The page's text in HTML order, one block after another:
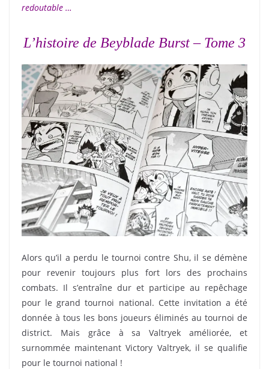
redoutable …
L’histoire de Beyblade Burst – Tome 3
Alors qu’il a perdu le tournoi contre Shu, il se démène
pour revenir toujours plus fort lors des prochains
combats. Il s’entraîne dur et participe au repêchage
pour le grand tournoi national. Cette invitation a été
donnée à tous les bons joueurs éliminés au tournoi de
district. Mais grâce à sa Valtryek améliorée, et
surnommée maintenant Victory Valtryek, il se qualifie
pour le tournoi national !